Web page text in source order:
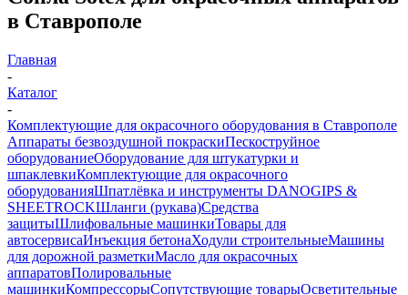
в Ставрополе
Главная
-
Каталог
-
Комплектующие для окрасочного оборудования в Ставрополе
Аппараты безвоздушной покраскиПескоструйное
оборудованиеОборудование для штукатурки и
шпаклевкиКомплектующие для окрасочного
оборудованияШпатлёвка и инструменты DANOGIPS &
SHEETROCKШланги (рукава)Средства
защитыШлифовальные машинкиТовары для
автосервисаИнъекция бетонаХодули строительныеМашины
для дорожной разметкиМасло для окрасочных
аппаратовПолировальные
машинкиКомпрессорыСопутствующие товарыОсветительные